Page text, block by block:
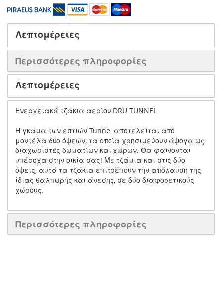
Λεπτομέρειες
Περισσότερες πληροφορίες
Λεπτομέρειες
Ενεργειακά τζάκια αερίου DRU TUNNEL
Η γκάμα των εστιών Tunnel αποτελείται από
μοντέλα δύο όψεων, τα οποία χρησιμεύουν άψογα ως
διαχωριστές δωματίων και χώρων. Θα φαίνονται
υπέροχα στην οικία σας! Με τζάμια και στις δύο
όψεις, αυτά τα τζάκια επιτρέπουν την απόλαυση της
ίδιας θαλπωρής και άνεσης, σε δύο διαφορετικούς
χώρους.
Περισσότερες πληροφορίες